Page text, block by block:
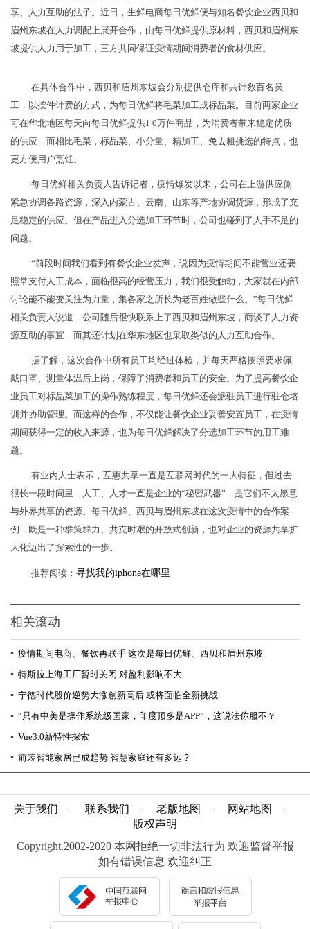
享、人力互助的法子。近日，生鲜电商每日优鲜便与知名餐饮企业西贝和
眉州东坡在人力调配上展开合作，由每日优鲜提供原材料，西贝和眉州东
坡提供人力用于加工，三方共同保证疫情期间消费者的食材供应。
在具体合作中，西贝和眉州东坡会分别提供仓库和共计数百名员
工，以按件计费的方式，为每日优鲜将毛菜加工成标品菜。目前两家企业
可在华北地区每天向每日优鲜提供1 0万件商品，为消费者带来稳定优质
的供应，而相比毛菜，标品菜、小分量、精加工、免去粗挑选的特点，也
更方便用户烹饪。
每日优鲜相关负责人告诉记者，疫情爆发以来，公司在上游供应侧
紧急协调各路资源，深入内蒙古、云南、山东等产地协调货源，形成了充
足稳定的供应。但在产品进入分选加工环节时，公司也碰到了人手不足的
问题。
“前段时间我们看到有餐饮企业发声，说因为疫情期间不能营业还要
照常支付人工成本，面临很高的经营压力，我们很受触动，大家就在内部
讨论能不能变关注为力量，集各家之所长为老百姓做些什么。”每日优鲜
相关负责人说道，公司随后很快联系上了西贝和眉州东坡，商谈了人力资
源互助的事宜，而其还计划在华东地区也采取类似的人力互助合作。
据了解，这次合作中所有员工均经过体检，并每天严格按照要求佩
戴口罩、测量体温后上岗，保障了消费者和员工的安全。为了提高餐饮企
业员工对标品菜加工的操作熟练程度，每日优鲜还会派驻员工进行驻仓培
训并协助管理。而这样的合作，不仅能让餐饮企业妥善安置员工，在疫情
期间获得一定的收入来源，也为每日优鲜解决了分选加工环节的用工难
题。
有业内人士表示，互惠共享一直是互联网时代的一大特征，但过去
很长一段时间里，人工、人才一直是企业的“秘密武器”，是它们不太愿意
与外界共享的资源。每日优鲜、西贝与眉州东坡在这次疫情中的合作案
例，既是一种群策群力、共克时艰的开放式创新，也对企业的资源共享扩
大化迈出了探索性的一步。
推荐阅读： 寻找我的iphone在哪里
相关滚动
▪ 疫情期间电商、餐饮再联手 这次是每日优鲜、西贝和眉州东坡
▪ 特斯拉上海工厂暂时关闭 对盈利影响不大
▪ 宁德时代股价逆势大涨创新高后 或将面临全新挑战
▪ “只有中美是操作系统级国家，印度顶多是APP”，这说法你服不？
▪ Vue3.0新特性探索
▪ 前装智能家居已成趋势 智慧家庭还有多远？
关于我们 - 联系我们 - 老版地图 - 网站地图 -
版权声明
Copyright.2002-2020 本网拒绝一切非法行为 欢迎监督举报
如有错误信息 欢迎纠正